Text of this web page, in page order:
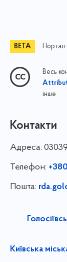
Весь
інше
Контакти
Адреса:
Телефон:
Пошта:
Київська